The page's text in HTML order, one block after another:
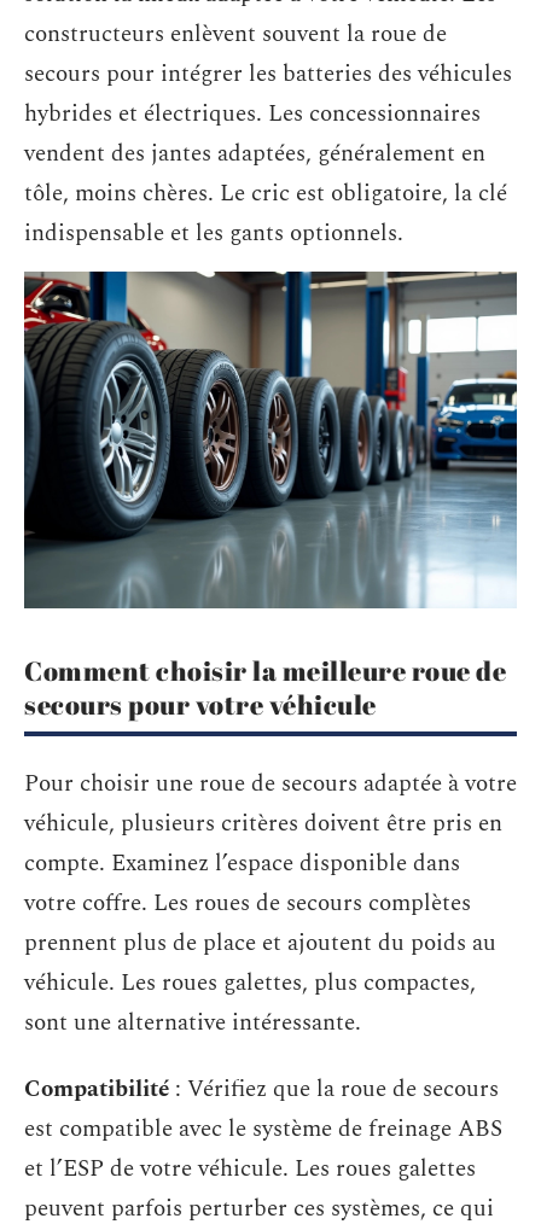
constructeurs enlèvent souvent la roue de
secours pour intégrer les batteries des véhicules
hybrides et électriques. Les concessionnaires
vendent des jantes adaptées, généralement en
tôle, moins chères. Le cric est obligatoire, la clé
indispensable et les gants optionnels.
Comment choisir la meilleure roue de
secours pour votre véhicule
Pour choisir une roue de secours adaptée à votre
véhicule, plusieurs critères doivent être pris en
compte. Examinez l’espace disponible dans
votre coffre. Les roues de secours complètes
prennent plus de place et ajoutent du poids au
véhicule. Les roues galettes, plus compactes,
sont une alternative intéressante.
Compatibilité : Vérifiez que la roue de secours
est compatible avec le système de freinage ABS
et l’ESP de votre véhicule. Les roues galettes
peuvent parfois perturber ces systèmes, ce qui